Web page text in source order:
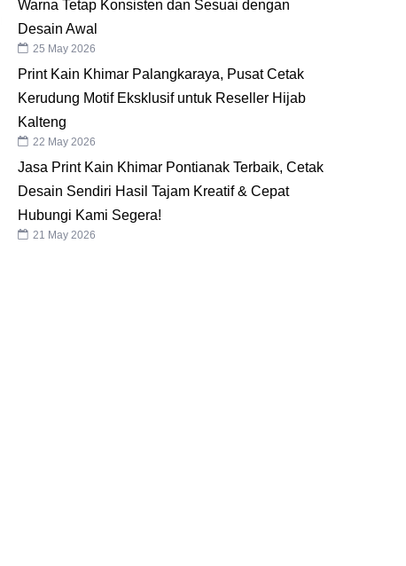
Warna Tetap Konsisten dan Sesuai dengan
Desain Awal
25 May 2026
Print Kain Khimar Palangkaraya, Pusat Cetak
Kerudung Motif Eksklusif untuk Reseller Hijab
Kalteng
22 May 2026
Jasa Print Kain Khimar Pontianak Terbaik, Cetak
Desain Sendiri Hasil Tajam Kreatif & Cepat
Hubungi Kami Segera!
21 May 2026